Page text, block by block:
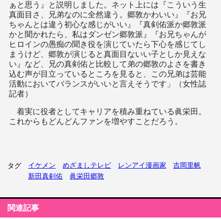
ぁと思う』と説明しました。ネット上には『こういう生
真面目さ、兄弟なのに全然違う。郷敦かわいい』『お兄
ちゃんとは違う初心な感じがいい』『真剣佑派か郷敦派
かと聞かれたら、私はダンゼン郷敦派』『お兄ちゃんが
ヒロインの愚痴の聞き役を演じていたら下心を感じてし
まうけど、郷敦が演じると真面目ないい子としか見えな
い』など、兄の真剣佑と比較して弟の郷敦のよさを書き
込む声が目立っているところを見ると、この兄弟は芸能
活動においてバランスがいいと言えそうです」（女性誌
記者）
着実に役者としてキャリアを積み重ねている眞栄田。
これからもどんどんファンを増やすことだろう。
タグ イケメン めざましテレビ レンアイ漫画家
吉岡里帆
新田真剣佑
眞栄田郷敦
関連記事